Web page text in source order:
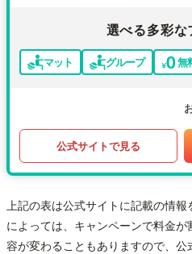
選べる多彩な
マット グループ 無
公式サイトで見る
上記の表は公式サイトに記載の情
によっては、キャンペーンで料金
容が変わることもありますので、公